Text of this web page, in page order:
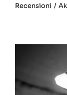
Recensioni /